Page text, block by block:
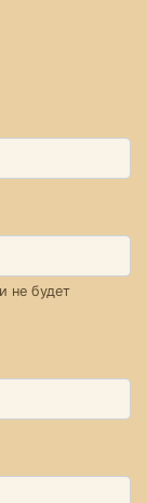
не будет